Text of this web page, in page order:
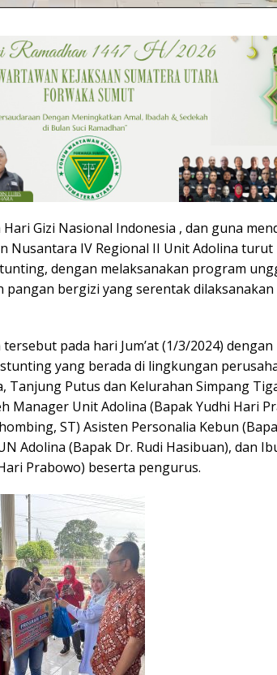
Gizi Nasional Indonesia , dan guna
Nusantara IV Regional II Unit Adolina turut
dengan melaksanakan program
pangan bergizi yang serentak dilaksanakan
pada hari Jum’at (1/3/2024) dengan
yang berada di lingkungan
Tanjung Putus dan Kelurahan Simpang
Manager Unit Adolina (Bapak Yudhi Hari
ST) Asisten Personalia Kebun
Adolina (Bapak Dr. Rudi Hasibuan), dan
Prabowo) beserta pengurus.